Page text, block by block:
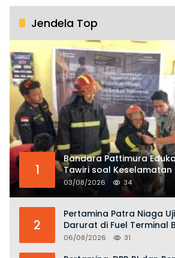
Jendela Top
1
Bandara Pattimura
Tawiri soal Keselamatan
dan Bahaya Bermain
KKOP
03/08/2026 34
2
Pertamina Patra Niaga
Darurat di Fuel Terminal
Risiko Kebakaran dan
06/08/2026 31